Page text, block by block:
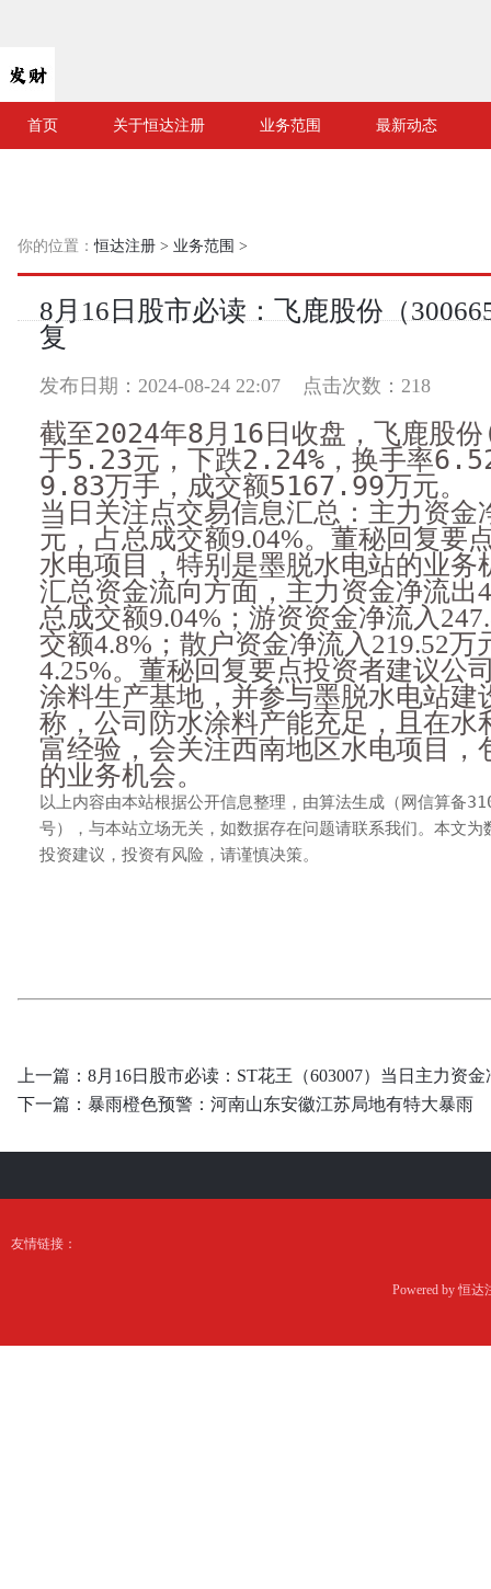
首页 关于恒达注册 业务范围 最新动态
你的位置：恒达注册 > 业务范围 >
8月16日股市必读：飞鹿股份（
复
发布日期：2024-08-24 22:07 点击次数：218
截至2024年8月16日收盘，飞鹿股
于5.23元，下跌2.24%，换手率
9.83万手，成交额5167.99万元。
当日关注点交易信息汇总：主力资金
元，占总成交额9.04%。董秘回复要
水电项目，特别是墨脱水电站的业务
汇总资金流向方面，主力资金净流出
总成交额9.04%；游资资金净流入
交额4.8%；散户资金净流入219.52万
4.25%。董秘回复要点投资者建议公
涂料生产基地，并参与墨脱水电站建
称，公司防水涂料产能充足，且在水
富经验，会关注西南地区水电项目，
的业务机会。
以上内容由本站根据公开信息整理，由算法生成（网信算备
号），与本站立场无关，如数据存在问题请联系我们。本文为
投资建议，投资有风险，请谨慎决策。
上一篇： 8月16日股市必读：ST花王（603007）当日主力资
下一篇： 暴雨橙色预警：河南山东安徽江苏局地有特大暴雨
友情链接：
Powered by恒达